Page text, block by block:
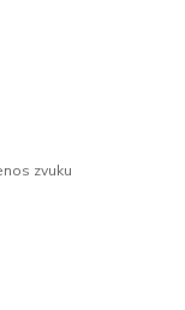
zvuku